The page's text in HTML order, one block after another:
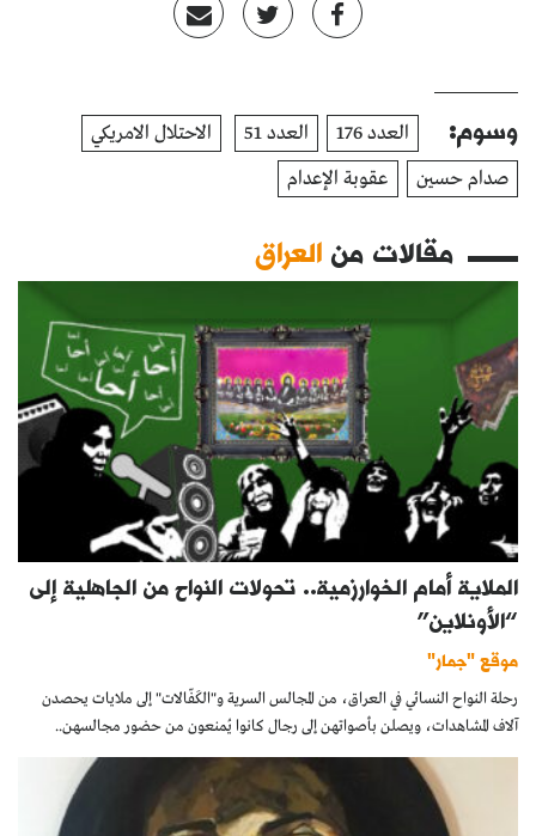
وسوم: العدد 176 العدد 51
الاحتلال الامريكي
صدام حسين
عقوبة الإعدام
مقالات منالعراق
الملاية أمام الخوارزمية.. تحولات النواح من الجاهلية إلى
“الأونلاين”
موقع "جمار"
رحلة النواح النسائي في العراق، من المجالس السرية و"الكَفّالات" إلى ملايات يحصدن
آلاف المشاهدات، ويصلن بأصواتهن إلى رجال كانوا يُمنعون من حضور مجالسهن..